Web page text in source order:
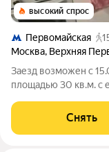
высокий спрос
Первомайская
Москва, Верхняя
Заезд возможен с
площадью 30 кв.м. с
Микроволновка Дом
грузовых и 1
Снять